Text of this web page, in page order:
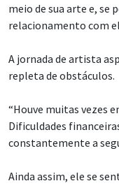
meio de sua arte e, se
relacionamento com
A jornada de artista
repleta de obstáculos.
“Houve muitas vezes
Dificuldades
constantemente a
Ainda assim, ele se